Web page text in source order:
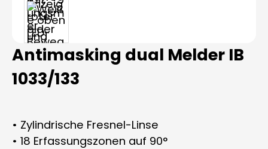
Antimasking dual Melder IB
1033/133
• Zylindrische Fresnel-Linse
• 18 Erfassungszonen auf 90°